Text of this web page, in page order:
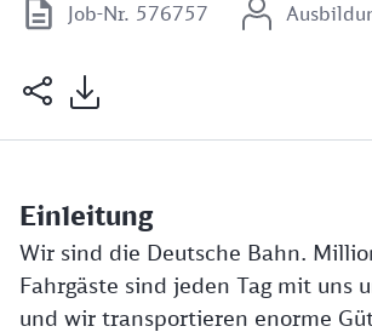
Job-Nr. 576757
Einleitung
Wir sind die Deutsche Bahn.
Fahrgäste sind jeden Tag mit uns
und wir transportieren enorme